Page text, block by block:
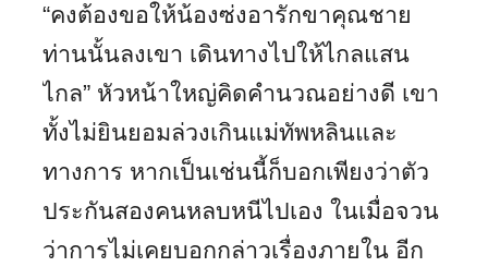
“คงต้องขอให้น้องซ่งอารักขาคุณชาย
ท่านนั้นลงเขา เดินทางไปให้ไกลแสน
ไกล” หัวหน้าใหญ่คิดคำนวณอย่างดี เขา
ทั้งไม่ยินยอมล่วงเกินแม่ทัพหลินและ
ทางการ หากเป็นเช่นนี้ก็บอกเพียงว่าตัว
ประกันสองคนหลบหนีไปเอง ในเมื่อจวน
ว่าการไม่เคยบอกกล่าวเรื่องภายใน อีก